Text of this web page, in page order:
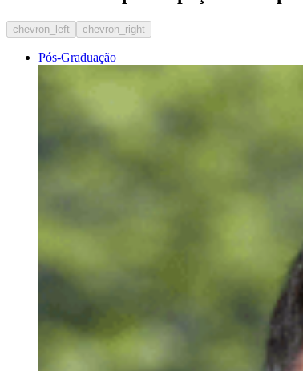
chevron_left chevron_right
Pós-Graduação